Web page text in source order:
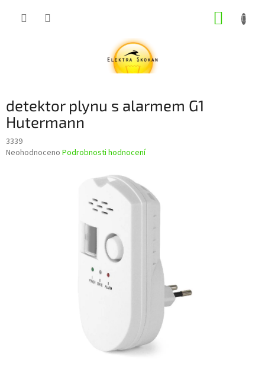
detektor plynu s alarmem G1
Hutermann
3339
Průměrné
Neohodnoceno Podrobnosti hodnocení